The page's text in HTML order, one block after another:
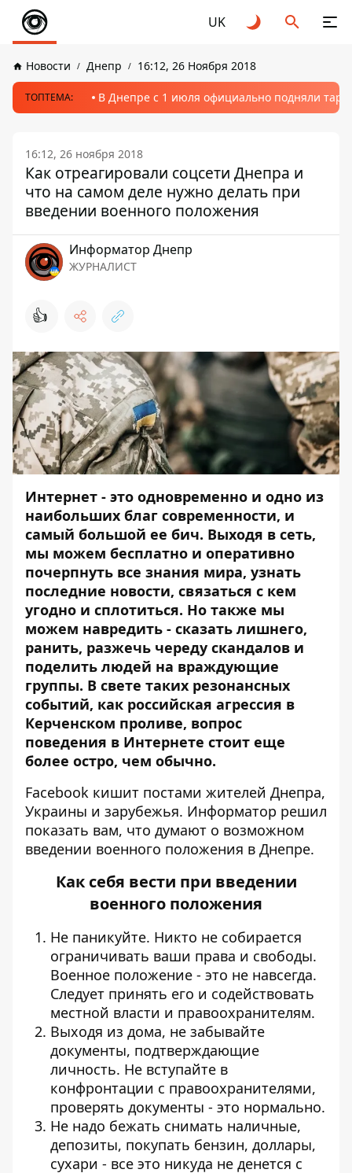
UK
Новости Днепр 16:12, 26 Ноября 2018
ТОПТЕМА: В Днепре с 1 июля официально подняли
16:12, 26 ноября 2018
Как отреагировали соцсети Днепра и
что на самом деле нужно делать при
введении военного положения
Информатор Днепр
ЖУРНАЛИСТ
👍
Интернет - это одновременно и одно из
наибольших благ современности, и
самый большой ее бич. Выходя в сеть,
мы можем бесплатно и оперативно
почерпнуть все знания мира, узнать
последние новости, связаться с кем
угодно и сплотиться. Но также мы
можем навредить - сказать лишнего,
ранить, разжечь череду скандалов и
поделить людей на враждующие
группы. В свете таких резонансных
событий, как российская агрессия в
Керченском проливе, вопрос
поведения в Интернете стоит еще
более остро, чем обычно.
Facebook кишит постами жителей Днепра,
Украины и зарубежья. Информатор решил
показать вам, что думают о возможном
введении военного положения в Днепре.
Как себя вести при введении
военного положения
Не паникуйте. Никто не собирается
ограничивать ваши права и свободы.
Военное положение - это не навсегда.
Следует принять его и содействовать
местной власти и правоохранителям.
Выходя из дома, не забывайте
документы, подтверждающие
личность. Не вступайте в
конфронтации с правоохранителями,
проверять документы - это нормально.
Не надо бежать снимать наличные,
депозиты, покупать бензин, доллары,
сухари - все это никуда не денется с